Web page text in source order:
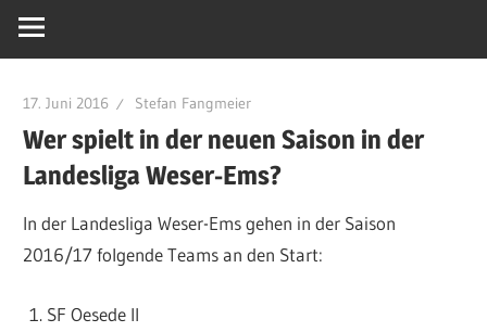
17. Juni 2016 Stefan Fangmeier
Wer spielt in der neuen Saison in der
Landesliga Weser-Ems?
In der Landesliga Weser-Ems gehen in der Saison
2016/17 folgende Teams an den Start:
SF Oesede II